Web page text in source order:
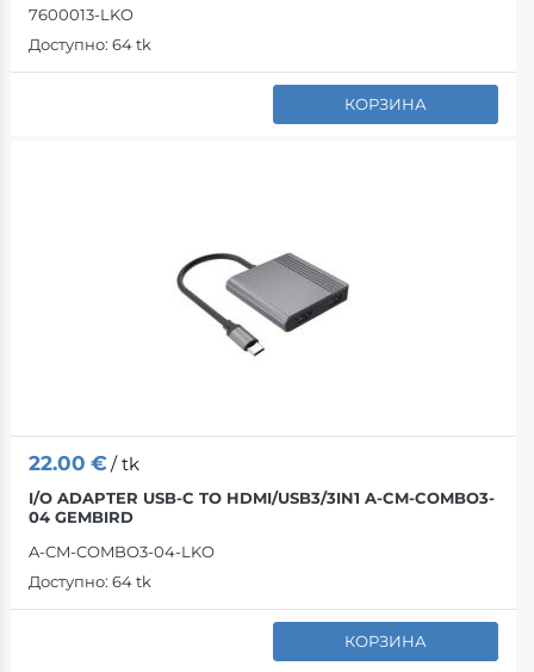
7600013-LKO
Доступно: 64 tk
КОРЗИНА
22.00 €/ tk
I/O ADAPTER USB-C TO HDMI/USB3/3IN1 A-CM-COMBO3-
04 GEMBIRD
A-CM-COMBO3-04-LKO
Доступно: 64 tk
КОРЗИНА